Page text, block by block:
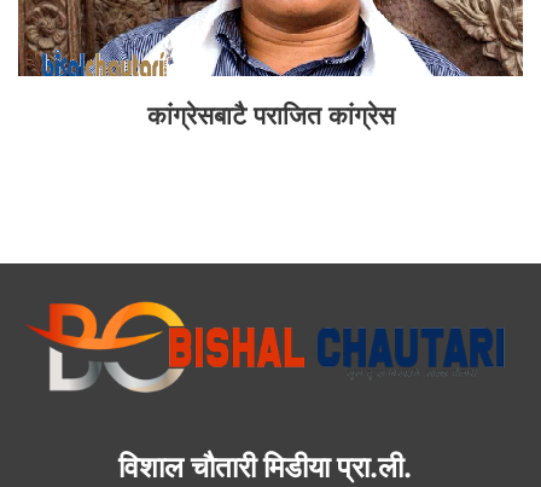
कांग्रेसबाटै पराजित कांग्रेस
विशाल चौतारी मिडीया प्रा.ली.